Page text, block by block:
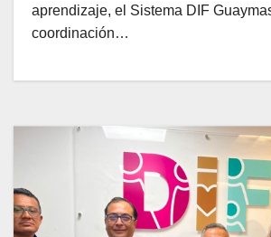
aprendizaje, el Sistema DIF
coordinación…